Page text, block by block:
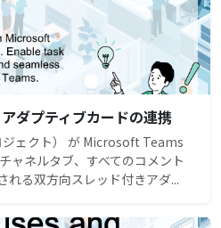
ダプティブカードの連携
ェクト） が Microsoft Teams
ャネルタブ、すべてのコメント
れる双方向スレッド付きアダ...